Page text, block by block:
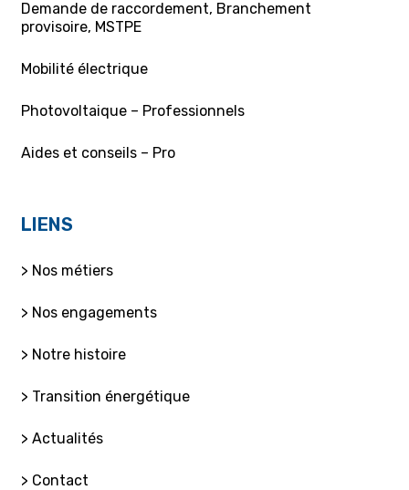
Demande de raccordement, Branchement
provisoire, MSTPE
Mobilité électrique
Photovoltaique – Professionnels
Aides et conseils – Pro
LIENS
> Nos métiers
> Nos engagements
> Notre histoire
> Transition énergétique
> Actualités
> Contact